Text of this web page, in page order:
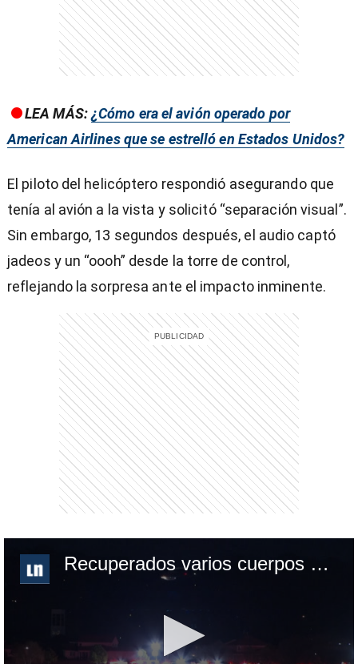
LEA MÁS:¿Cómo era el avión operado por
American Airlines que se estrelló en Estados Unidos?
El piloto del helicóptero respondió asegurando que
tenía al avión a la vista y solicitó “separación visual”.
Sin embargo, 13 segundos después, el audio captó
jadeos y un “oooh” desde la torre de control,
reflejando la sorpresa ante el impacto inminente.
Recuperados varios cuerpos en el lugar del accidente aéreo en Washington